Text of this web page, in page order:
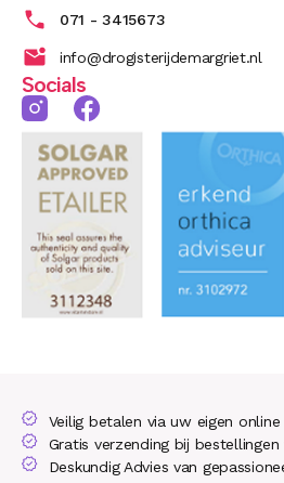
071 - 3415673
info@drogisterijdemargriet.nl
Socials
Veilig betalen via uw eigen
Gratis verzending bij
Deskundig Advies van